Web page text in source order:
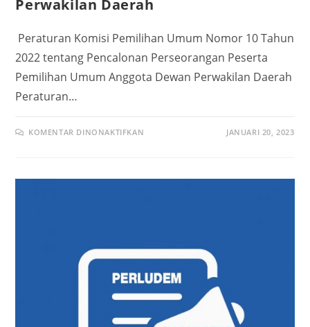
Perwakilan Daerah
Peraturan Komisi Pemilihan Umum Nomor 10 Tahun
2022 tentang Pencalonan Perseorangan Peserta
Pemilihan Umum Anggota Dewan Perwakilan Daerah
Peraturan…
KOMENTAR DINONAKTIFKAN JANUARI 20, 2023